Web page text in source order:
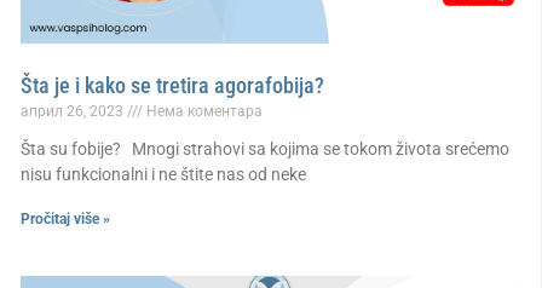
Šta je i kako se tretira agorafobija?
април 26, 2023 Нема коментара
Šta su fobije? Mnogi strahovi sa kojima se tokom života srećemo
nisu funkcionalni i ne štite nas od neke
Pročitaj više »